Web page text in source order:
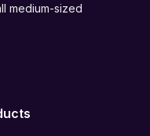
medium-sized